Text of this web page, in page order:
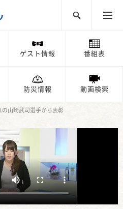
ゲスト情報 番組表
防災情報 動画検索
の山崎武司選手から表彰